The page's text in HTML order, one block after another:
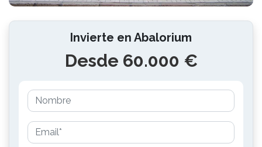
Invierte en Abalorium
Desde 60.000 €